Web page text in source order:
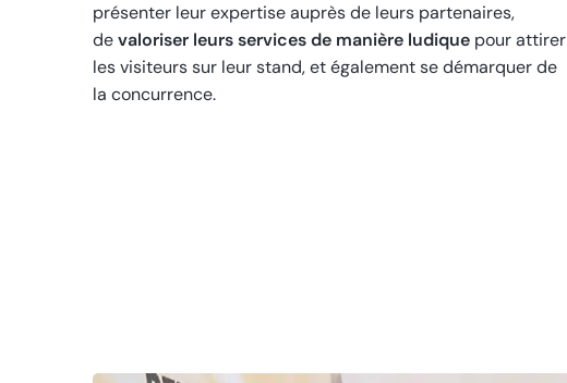
présenter leur expertise auprès de leurs partenaires,
devaloriser leurs services de manière ludique pour attirer
les visiteurs sur leur stand, et également se démarquer de
la concurrence.